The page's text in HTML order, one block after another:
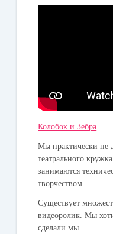
Колобок и Зебра
Мы практически не
театрального
занимаются
творчеством.
Существует
видеоролик. Мы
сделали мы.